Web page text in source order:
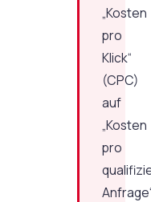
„Kosten
pro
Klick“
(CPC)
auf
„Kosten
pro